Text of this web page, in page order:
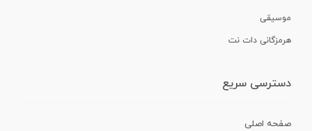
موسیقی
هرمزگانی دات نت
دسترسی سریع
صفحه اصلی